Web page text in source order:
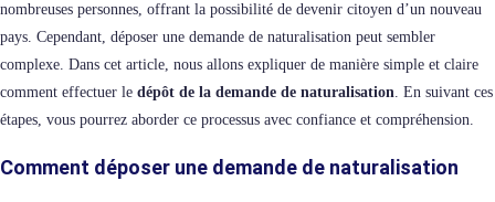
nombreuses personnes, offrant la possibilité de devenir citoyen d’un nouveau
pays. Cependant, déposer une demande de naturalisation peut sembler
complexe. Dans cet article, nous allons expliquer de manière simple et claire
comment effectuer le dépôt de la demande de naturalisation. En suivant ces
étapes, vous pourrez aborder ce processus avec confiance et compréhension.
Comment déposer une demande de naturalisation